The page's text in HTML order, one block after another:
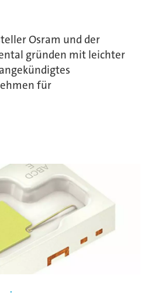
Osram und der
gründen mit leichter
für